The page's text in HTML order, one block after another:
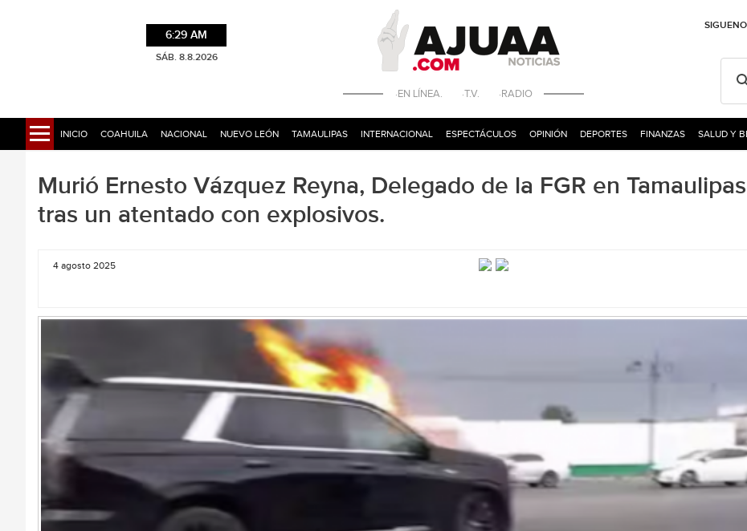
6:29 AM
SÁB. 8.8.2026
·EN LÍNEA. ·T.V. ·RADIO
INICIO COAHUILA NACIONAL NUEVO LEÓN TAMAULIPAS INTERNACIONAL ESPECTÁCULOS OPINIÓN DEPORTES FINANZAS SALUD Y
Murió Ernesto Vázquez Reyna, Delegado de la FGR en
tras un atentado con explosivos.
4 agosto 2025